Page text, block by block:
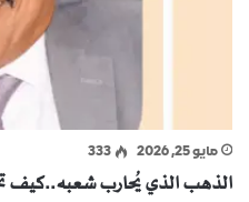
مايو 25, 2026 333
الذهب الذي يُحارب شعبه..كيف